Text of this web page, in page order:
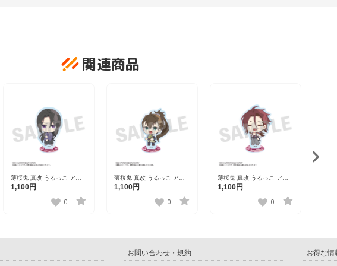
関連商品
薄桜鬼 真改 うるっこ アク
リルスタンド 土方歳三
1,100円
0
薄桜鬼 真改 うるっこ アク
リルスタンド 藤堂平助
1,100円
0
薄桜鬼 真改 うるっこ アク
リルスタンド 原田左之助
1,100円
0
お問い合わせ・規約
お得な情